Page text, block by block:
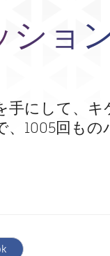
ショ
手にして、キ
1005回もの